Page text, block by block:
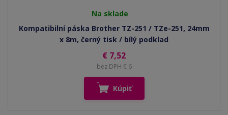
Na sklade
Kompatibilní páska Brother TZ-251 / TZe-251, 24mm
x 8m, černý tisk / bílý podklad
€ 7,52
bez DPH € 6
Kúpiť